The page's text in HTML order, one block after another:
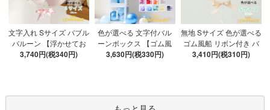
文字入れ Sサイズ バブル
バルーン 【浮かせてお
届け】 バルーン
3,740円(税340円)
色が選べる 文字付バル
ーンボックス 【ゴム風
船&文字パーツ付き】 DI
ツ52枚 推し活
3,630円(税330円)
無地 Sサイズ 色が選べる
ゴム風船 リボン付き バ
ブルバルーン 【浮かせ
3,410円(税310円)